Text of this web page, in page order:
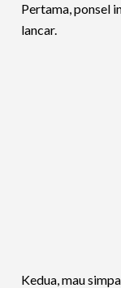
Pertama, ponsel
lancar.
Kedua, mau